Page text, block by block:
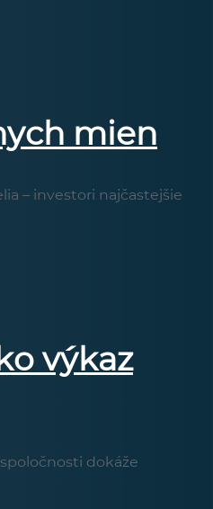
mien
– investori najčastejšie
výkaz
dokáže